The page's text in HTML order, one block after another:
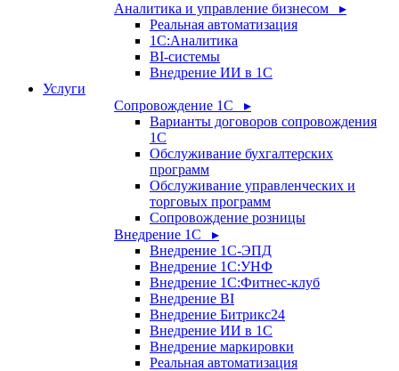
Аналитика и управление бизнесом ▸
Реальная автоматизация
1С:Аналитика
BI-системы
Внедрение ИИ в 1С
Услуги
Сопровождение 1С ▸
Варианты договоров сопровождения
1С
Обслуживание бухгалтерских
программ
Обслуживание управленческих и
торговых программ
Сопровождение розницы
Внедрение 1С ▸
Внедрение 1С-ЭПД
Внедрение 1С:УНФ
Внедрение 1С:Фитнес-клуб
Внедрение BI
Внедрение Битрикс24
Внедрение ИИ в 1С
Внедрение маркировки
Реальная автоматизация